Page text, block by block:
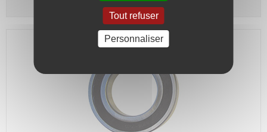
Tout refuser
Personnaliser